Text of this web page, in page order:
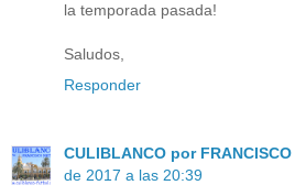
la temporada pasada!
Saludos,
Responder
CULIBLANCO por FRANCISCO
de 2017 a las 20:39